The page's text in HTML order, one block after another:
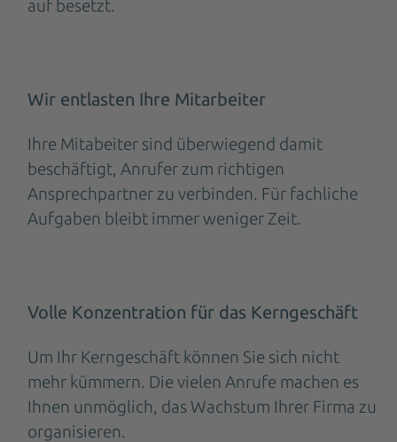
auf besetzt.
Wir entlasten Ihre Mitarbeiter
Ihre Mitabeiter sind überwiegend damit
beschäftigt, Anrufer zum richtigen
Ansprechpartner zu verbinden. Für fachliche
Aufgaben bleibt immer weniger Zeit.
Volle Konzentration für das Kerngeschäft
Um Ihr Kerngeschäft können Sie sich nicht
mehr kümmern. Die vielen Anrufe machen es
Ihnen unmöglich, das Wachstum Ihrer Firma zu
organisieren.